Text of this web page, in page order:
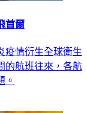
首爾
疫情衍生全球衛生
的航班往來，各航
。